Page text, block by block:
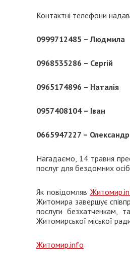
Контактні телефони
0999712485 – Людмила
0968535286 – Сергій
0965174896 – Наталія
0957408104 – Іван
0665947227 – Олександр
Нагадаємо, 14 травня
послуг для бездомних
Як повідомляв
Житомира завершує
послуги безхатченкам,
Житомирської міської
Житомир.info